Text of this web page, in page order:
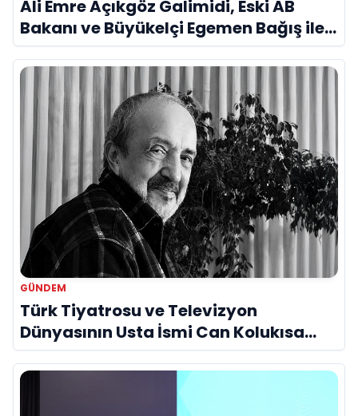
Ali Emre Açıkgöz Galimidi, Eski AB
Bakanı ve Büyükelçi Egemen Bağış ile
Bir Araya Geldi
GÜNDEM
Türk Tiyatrosu ve Televizyon
Dünyasının Usta İsmi Can Kolukısa
Hayatını Kaybetti